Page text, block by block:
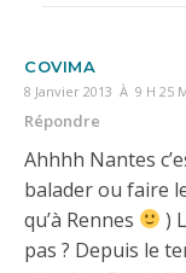
COVIMA
8 Janvier 2013 À 9 H 25
Répondre
Ahhhh Nantes
balader ou faire
qu’à Rennes
)
pas ? Depuis le